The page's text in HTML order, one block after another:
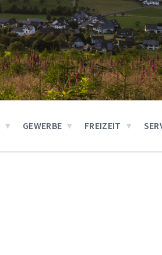
GEWERBE FREIZEIT